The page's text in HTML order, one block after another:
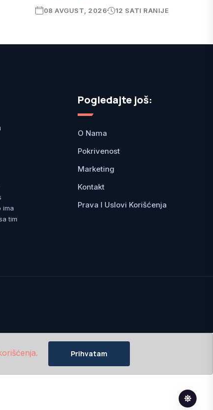
08 AVGUST, 2026 12 SATI RANIJE
ima
tim
Pogledajte još:
O Nama
Pokrivenost
Marketing
Kontakt
Prava I Uslovi Korišćenja
Prihvatam